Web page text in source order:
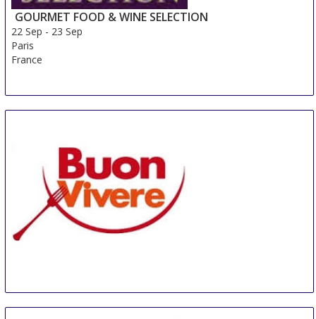
GOURMET FOOD & WINE SELECTION
22 Sep - 23 Sep
Paris
France